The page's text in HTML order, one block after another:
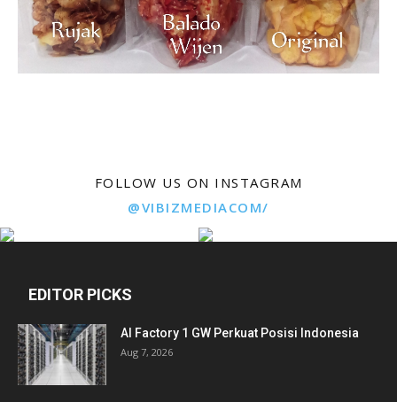
FOLLOW US ON INSTAGRAM
@VIBIZMEDIACOM/
EDITOR PICKS
AI Factory 1 GW Perkuat Posisi Indonesia
Aug 7, 2026